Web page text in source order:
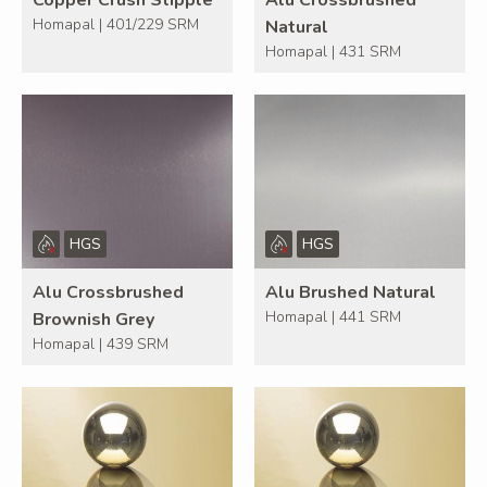
Homapal | 401/229 SRM
Natural
Homapal | 431 SRM
HGS
Alu Crossbrushed
Brownish Grey
Homapal | 439 SRM
HGS
Alu Brushed Natural
Homapal | 441 SRM